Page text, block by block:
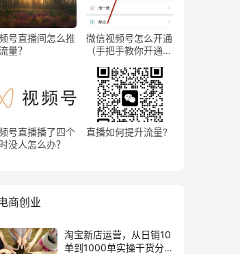
号直播间怎么推
量？
微信视频号怎么开通
（手把手教你开通微
号直播播了四个
没人怎么办？
直播如何提升流量?
商创业
淘宝新店运营，从日销10
单到1000单实操干货分